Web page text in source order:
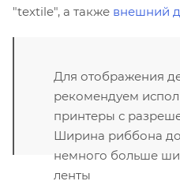
"textile", а также внешний
Для отображения
рекомендуем
принтеры с
Ширина риббона
немного больше
ленты